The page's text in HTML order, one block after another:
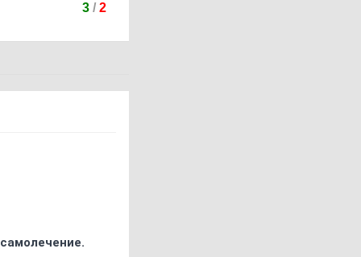
3/ 2